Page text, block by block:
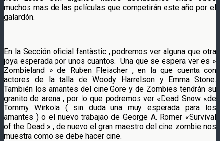
muchos mas de las películas que competirán este año por el
galardón.
En la Sección oficial fantàstic , podremos ver alguna que otra
joya esperada por unos cuantos. Una que se espera ver es »
Zombieland » de Ruben Fleischer , en la que cuenta con
actores de la talla de Woody Harrelson y Emma Stone.
También los amantes del cine Gore y de Zombies tendrán su
granito de arena , por lo que podremos ver «Dead Snow «de
Tommy Wirkola ( sin duda una muy esperada para los
amantes ) o el nuevo trabajao de George A. Romer «Survival
of the Dead » , de nuevo el gran maestro del cine zombie nos
muestra como se debe hacer cine.